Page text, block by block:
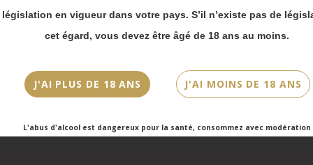
législation en vigueur dans votre pays. S’il n’existe pas de
cet égard, vous devez être âgé de 18 ans au moins.
J'AI PLUS DE 18 ANS J'AI MOINS DE 18 ANS
L'abus d'alcool est dangereux pour la santé, consommez avec modération
La Côte d’Or
bien prendre en compte :
Chronopost reprendront à partir du 31 août.
et cave Victor Hugo) seront disponibles à partir